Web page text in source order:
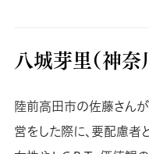
八城芽里（神奈
陸前高田市の佐藤さん
営をした際に、要配慮者